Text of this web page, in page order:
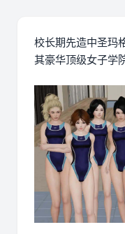
校长期先造中圣玛
其豪华顶级女子学